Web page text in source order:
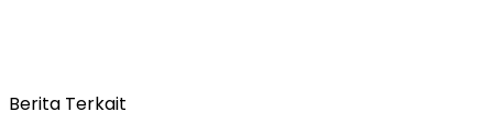
Berita Terkait